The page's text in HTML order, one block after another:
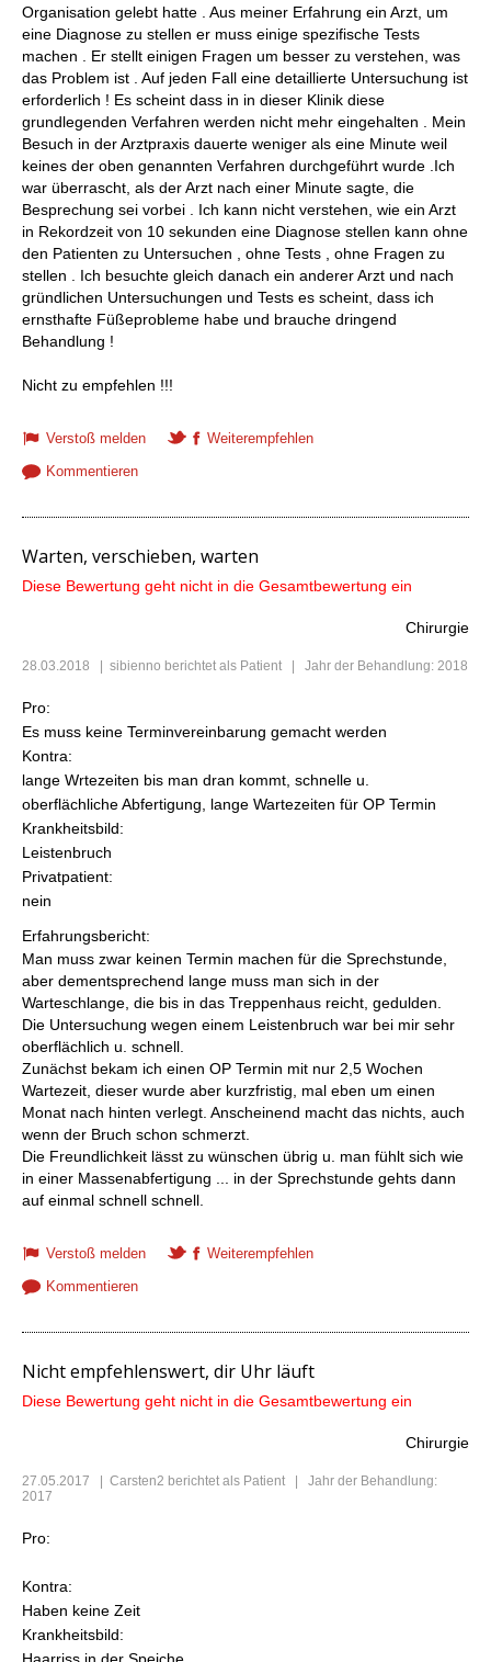
Organisation gelebt hatte . Aus meiner Erfahrung ein Arzt, um
eine Diagnose zu stellen er muss einige spezifische Tests
machen . Er stellt einigen Fragen um besser zu verstehen, was
das Problem ist . Auf jeden Fall eine detaillierte Untersuchung ist
erforderlich ! Es scheint dass in in dieser Klinik diese
grundlegenden Verfahren werden nicht mehr eingehalten . Mein
Besuch in der Arztpraxis dauerte weniger als eine Minute weil
keines der oben genannten Verfahren durchgeführt wurde .Ich
war überrascht, als der Arzt nach einer Minute sagte, die
Besprechung sei vorbei . Ich kann nicht verstehen, wie ein Arzt
in Rekordzeit von 10 sekunden eine Diagnose stellen kann ohne
den Patienten zu Untersuchen , ohne Tests , ohne Fragen zu
stellen . Ich besuchte gleich danach ein anderer Arzt und nach
gründlichen Untersuchungen und Tests es scheint, dass ich
ernsthafte Füßeprobleme habe und brauche dringend
Behandlung !
Nicht zu empfehlen !!!
Verstoß melden
Weiterempfehlen
Kommentieren
Warten, verschieben, warten
Diese Bewertung geht nicht in die Gesamtbewertung ein
Chirurgie
28.03.2018 | sibienno berichtet als Patient | Jahr der Behandlung: 2018
Pro:
Es muss keine Terminvereinbarung gemacht werden
Kontra:
lange Wrtezeiten bis man dran kommt, schnelle u.
oberflächliche Abfertigung, lange Wartezeiten für OP Termin
Krankheitsbild:
Leistenbruch
Privatpatient:
nein
Erfahrungsbericht:
Man muss zwar keinen Termin machen für die Sprechstunde,
aber dementsprechend lange muss man sich in der
Warteschlange, die bis in das Treppenhaus reicht, gedulden.
Die Untersuchung wegen einem Leistenbruch war bei mir sehr
oberflächlich u. schnell.
Zunächst bekam ich einen OP Termin mit nur 2,5 Wochen
Wartezeit, dieser wurde aber kurzfristig, mal eben um einen
Monat nach hinten verlegt. Anscheinend macht das nichts, auch
wenn der Bruch schon schmerzt.
Die Freundlichkeit lässt zu wünschen übrig u. man fühlt sich wie
in einer Massenabfertigung ... in der Sprechstunde gehts dann
auf einmal schnell schnell.
Verstoß melden
Weiterempfehlen
Kommentieren
Nicht empfehlenswert, dir Uhr läuft
Diese Bewertung geht nicht in die Gesamtbewertung ein
Chirurgie
27.05.2017 | Carsten2 berichtet als Patient | Jahr der Behandlung:
2017
Pro:
Kontra:
Haben keine Zeit
Krankheitsbild:
Haarriss in der Speiche